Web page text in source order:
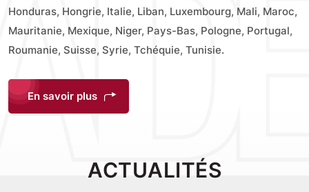
Honduras, Hongrie, Italie, Liban, Luxembourg, Mali, Maroc,
Mauritanie, Mexique, Niger, Pays-Bas, Pologne, Portugal,
Roumanie, Suisse, Syrie, Tchéquie, Tunisie.
En savoir plus
ACTUALITÉS